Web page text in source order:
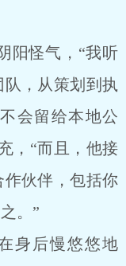
怪气，“我听
，从策划到执
会留给本地公
，“而且，他接
伙伴，包括你
。”
后慢悠悠地